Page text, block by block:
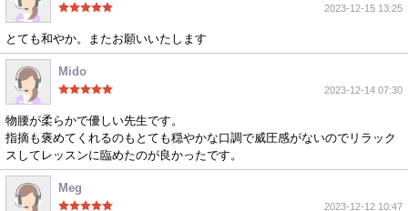
2023-12-15 13:25
とても和やか。またお願いいたします
Mido
2023-12-14 07:30
物腰が柔らかで優しい先生です。
指摘も褒めてくれるのもとても穏やかな口調で威圧感がないのでリラック
スしてレッスンに臨めたのが良かったです。
Meg
2023-12-12 10:47